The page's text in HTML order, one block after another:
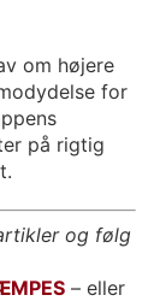
om højere
for
på rigtig
og følg
– eller